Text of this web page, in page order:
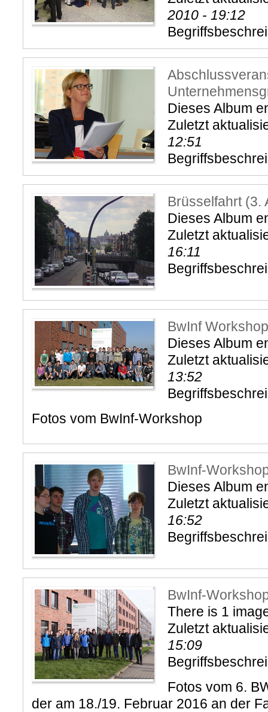
2010 - 19:12
Dieses Album
Zuletzt
12:51
Brüsselfahrt (3.
Dieses Album
Zuletzt
16:11
BwInf
Dieses Album
Zuletzt
13:52
Fotos vom BwInf-Workshop
BwInf-
Dieses Album
Zuletzt
16:52
BwInf-
There is 1
Zuletzt
15:09
Fotos vom 6.
der am 18./19. Februar 2016 an der